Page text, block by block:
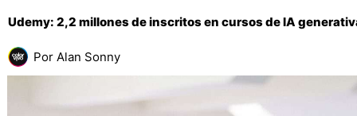
Udemy: 2,2 millones de inscritos en cursos de IA
Por Alan Sonny